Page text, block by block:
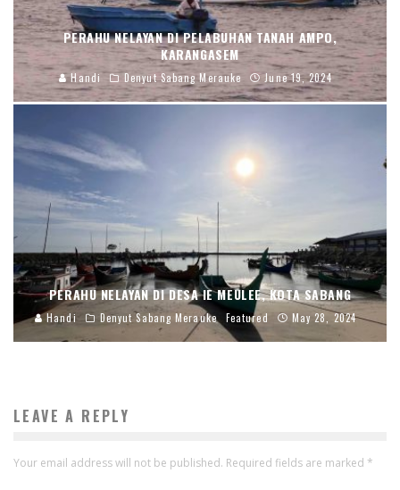
PERAHU NELAYAN DI PELABUHAN TANAH AMPO,
KARANGASEM
Handi Denyut Sabang Merauke June 19, 2024
PERAHU NELAYAN DI DESA IE MEULEE, KOTA SABANG
Handi Denyut Sabang Merauke Featured May 28, 2024
LEAVE A REPLY
Your email address will not be published. Required fields are marked *